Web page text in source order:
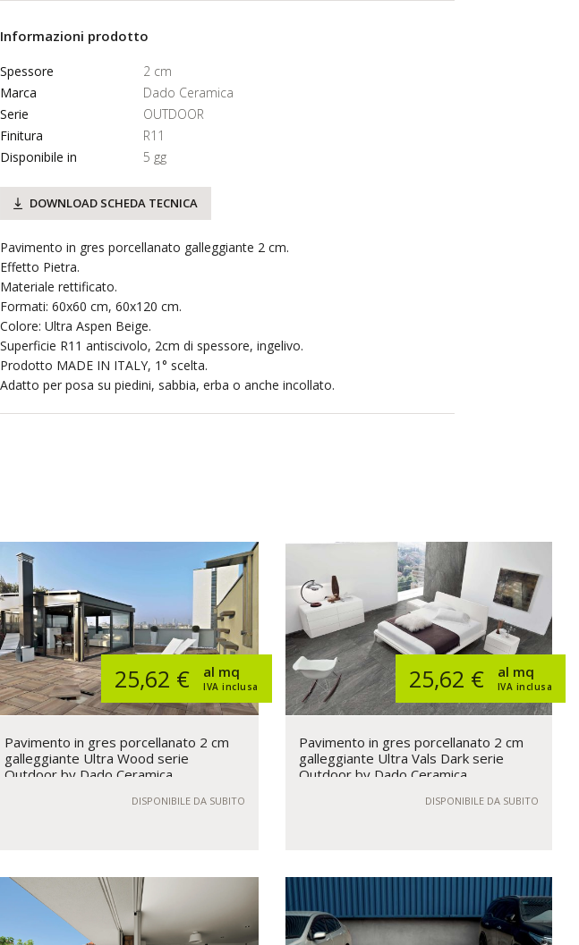
Informazioni prodotto
Spessore
2 cm
Marca
Dado Ceramica
Serie
OUTDOOR
Finitura
R11
Disponibile in
5 gg
DOWNLOAD SCHEDA TECNICA
Pavimento in gres porcellanato galleggiante 2 cm.
Effetto Pietra.
Materiale rettificato.
Formati: 60x60 cm, 60x120 cm.
Colore: Ultra Aspen Beige.
Superficie R11 antiscivolo, 2cm di spessore, ingelivo.
Prodotto MADE IN ITALY, 1° scelta.
Adatto per posa su piedini, sabbia, erba o anche incollato.
25,62 € IVA inclusa
al mq
Pavimento in gres porcellanato 2 cm
galleggiante Ultra Wood serie
Outdoor by Dado Ceramica
DISPONIBILE DA SUBITO
25,62 € IVA inclusa
al mq
Pavimento in gres porcellanato 2 cm
galleggiante Ultra Vals Dark serie
Outdoor by Dado Ceramica
DISPONIBILE DA SUBITO